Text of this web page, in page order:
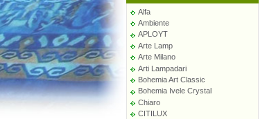
Alfa
Ambiente
APLOYT
Arte Lamp
Arte Milano
Arti Lampadari
Bohemia Art Classic
Bohemia Ivele Crystal
Chiaro
CITILUX